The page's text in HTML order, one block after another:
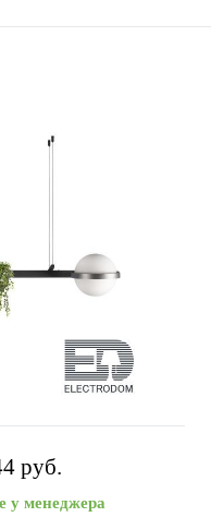
pуб.
у менеджера